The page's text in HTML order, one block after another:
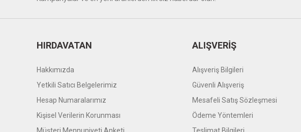
HIRDAVATAN
Hakkımızda
Yetkili Satıcı Belgelerimiz
Hesap Numaralarımız
Kişisel Verilerin Korunması
ALIŞVERİŞ
Alışveriş Bilgileri
Güvenli Alışveriş
Mesafeli Satış Sözleşmesi
Ödeme Yöntemleri